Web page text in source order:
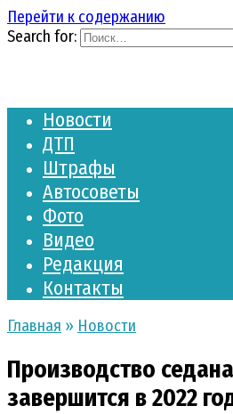
Перейти к содержанию
Search for:
Новости
ДТП
Штрафы
Автосоветы
Фото
Видео
Редакция
Контакты
Главная » Новости
Производство
завершится в 2022